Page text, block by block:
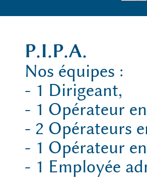
P.I.P.A.
Nos équipes :
- 1 Dirigeant,
- 1 Opérateur
- 2 Opérateurs
- 1 Opérateur
- 1 Employée